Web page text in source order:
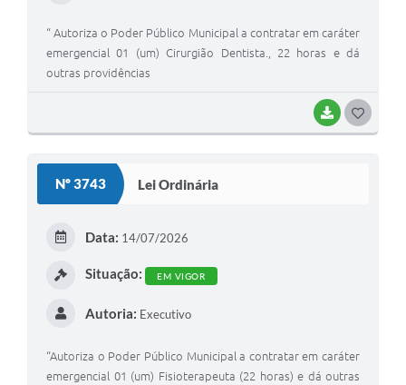
BAIXAR
“ Autoriza o Poder Público Municipal a contratar em caráter
emergencial 01 (um) Cirurgião Dentista., 22 horas e dá
outras providências
Nº 3743 Lei Ordinária
Data: 14/07/2026
Situação: EM VIGOR
Autoria: Executivo
“Autoriza o Poder Público Municipal a contratar em caráter
emergencial 01 (um) Fisioterapeuta (22 horas) e dá outras